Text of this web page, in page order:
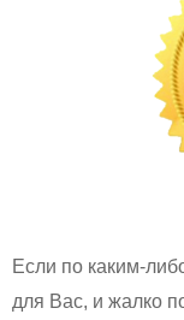
Если по каким-
для Вас, и жалко